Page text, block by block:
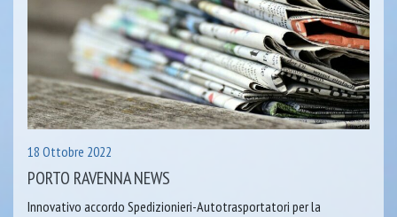
18 Ottobre 2022
PORTO RAVENNA NEWS
Innovativo accordo Spedizionieri-Autotrasportatori per la